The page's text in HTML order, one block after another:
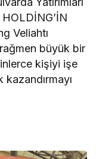
Veliahtı
büyük bir
kişiyi işe
kazandırmayı